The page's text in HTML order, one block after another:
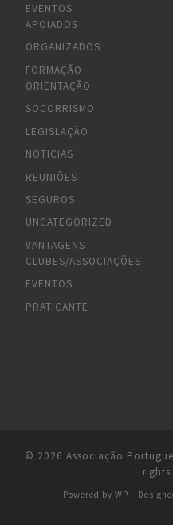
EVENTOS
APOIADOS
ORGANIZADOS
FORMAÇÃO
ORIENTAÇÃO
SOCORRISMO
LEGISLAÇÃO
NOTICIAS
REUNIÕES
SEGUROS
UNCATEGORIZED
VANTAGENS
CLUBES/ASSOCIAÇÕES
EVENTOS
PRATICANTE
© 2026 Associação
rights
Powered by WP –